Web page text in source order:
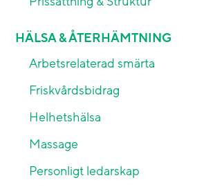
HÄLSA & ÅTERHÄMTNING
Arbetsrelaterad smärta
Friskvårdsbidrag
Helhetshälsa
Massage
Personligt ledarskap